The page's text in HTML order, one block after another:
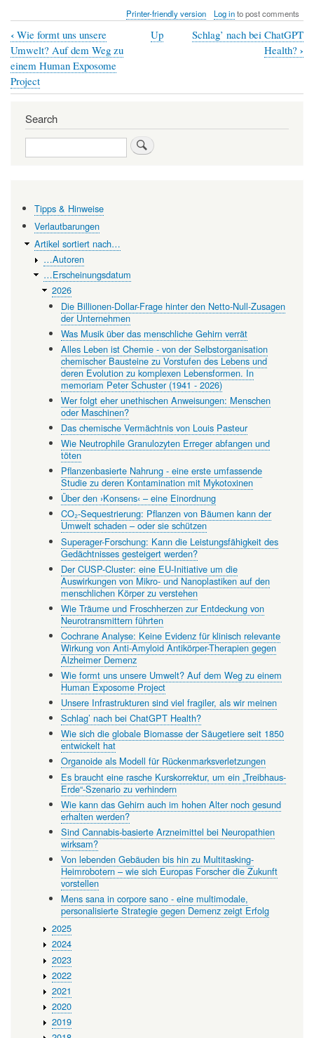
Printer-friendly version Log into post comments
Book
traversal
links
Unsere
fragiler,
als
wir
meinen
‹ Wie formt uns unsere
Umwelt? Auf dem Weg zu
einem Human Exposome
Project
Up
Schlag’ nach bei ChatGPT
Health? ›
Search
Search
Tipps & Hinweise
Verlautbarungen
Artikel sortiert nach…
…Autoren
…Erscheinungsdatum
2026
Die Billionen-Dollar-Frage hinter den Netto-Null-Zusagen
der Unternehmen
Was Musik über das menschliche Gehirn verrät
Alles Leben ist Chemie - von der Selbstorganisation
chemischer Bausteine zu Vorstufen des Lebens und
deren Evolution zu komplexen Lebensformen. In
memoriam Peter Schuster (1941 - 2026)
Wer folgt eher unethischen Anweisungen: Menschen
oder Maschinen?
Das chemische Vermächtnis von Louis Pasteur
Wie Neutrophile Granulozyten Erreger abfangen und
töten
Pflanzenbasierte Nahrung - eine erste umfassende
Studie zu deren Kontamination mit Mykotoxinen
Über den ›Konsens‹ – eine Einordnung
CO₂-Sequestrierung: Pflanzen von Bäumen kann der
Umwelt schaden – oder sie schützen
Superager-Forschung: Kann die Leistungsfähigkeit des
Gedächtnisses gesteigert werden?
Der CUSP-Cluster: eine EU-Initiative um die
Auswirkungen von Mikro- und Nanoplastiken auf den
menschlichen Körper zu verstehen
Wie Träume und Froschherzen zur Entdeckung von
Neurotransmittern führten
Cochrane Analyse: Keine Evidenz für klinisch relevante
Wirkung von Anti-Amyloid Antikörper-Therapien gegen
Alzheimer Demenz
Wie formt uns unsere Umwelt? Auf dem Weg zu einem
Human Exposome Project
Unsere Infrastrukturen sind viel fragiler, als wir meinen
Schlag’ nach bei ChatGPT Health?
Wie sich die globale Biomasse der Säugetiere seit 1850
entwickelt hat
Organoide als Modell für Rückenmarksverletzungen
Es braucht eine rasche Kurskorrektur, um ein „Treibhaus-
Erde“-Szenario zu verhindern
Wie kann das Gehirn auch im hohen Alter noch gesund
erhalten werden?
Sind Cannabis-basierte Arzneimittel bei Neuropathien
wirksam?
Von lebenden Gebäuden bis hin zu Multitasking-
Heimrobotern – wie sich Europas Forscher die Zukunft
vorstellen
Mens sana in corpore sano - eine multimodale,
personalisierte Strategie gegen Demenz zeigt Erfolg
2025
2024
2023
2022
2021
2020
2019